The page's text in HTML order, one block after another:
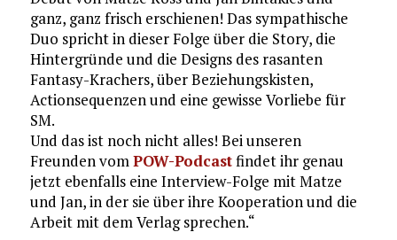
ganz, ganz frisch erschienen! Das sympathische
Duo spricht in dieser Folge über die Story, die
Hintergründe und die Designs des rasanten
Fantasy-Krachers, über Beziehungskisten,
Actionsequenzen und eine gewisse Vorliebe für
SM.
Und das ist noch nicht alles! Bei unseren
Freunden vom POW-Podcastfindet ihr genau
jetzt ebenfalls eine Interview-Folge mit Matze
und Jan, in der sie über ihre Kooperation und die
Arbeit mit dem Verlag sprechen.“